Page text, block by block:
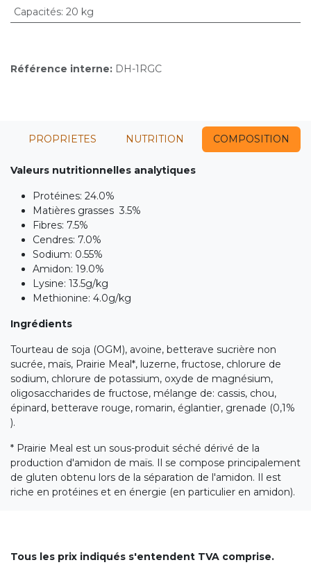
Capacités: 20 kg
Référence interne: DH-1RGC
PROPRIETES NUTRITION COMPOSITION
Valeurs nutritionnelles analytiques
Protéines: 24.0%
Matières grasses 3.5%
Fibres: 7.5%
Cendres: 7.0%
Sodium: 0.55%
Amidon: 19.0%
Lysine: 13.5g/kg
Methionine: 4.0g/kg
Ingrédients
Tourteau de soja (OGM), avoine, betterave sucrière non
sucrée, maïs, Prairie Meal*, luzerne, fructose, chlorure de
sodium, chlorure de potassium, oxyde de magnésium,
oligosaccharides de fructose, mélange de: cassis, chou,
épinard, betterave rouge, romarin, églantier, grenade (0,1%
).
* Prairie Meal est un sous-produit séché dérivé de la
production d'amidon de maïs. Il se compose principalement
de gluten obtenu lors de la séparation de l'amidon. Il est
riche en protéines et en énergie (en particulier en amidon).
Tous les prix indiqués s'entendent TVA comprise.